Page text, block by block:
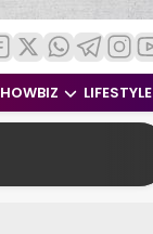
LIFESTYLE